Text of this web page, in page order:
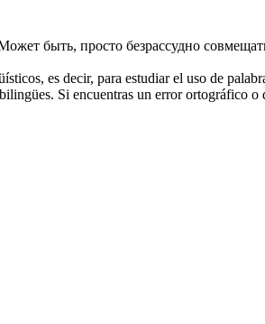
быть, просто безрассудно
es decir, para estudiar el uso de
Si encuentras un error